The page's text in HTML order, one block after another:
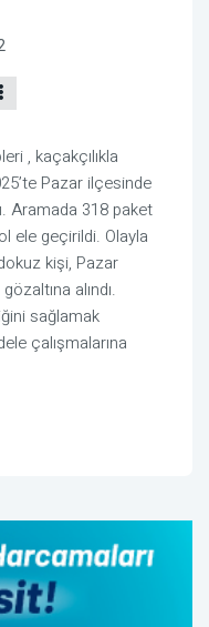
, kaçakçılıkla
Pazar ilçesinde
Aramada 318 paket
ele geçirildi. Olayla
kişi, Pazar
alındı.
sağlamak
çalışmalarına